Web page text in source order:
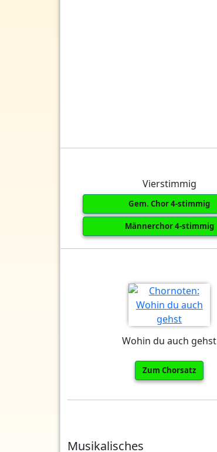
Vierstimmig
Gem. Chor 4-stimmig
Männerchor 4-stimmig
Wohin du auch gehst
Zum Chorsatz
Musikalisches